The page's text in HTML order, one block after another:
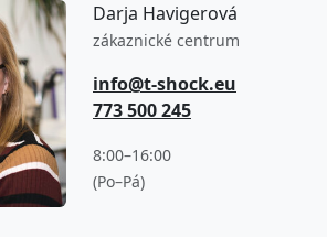
Darja Havigerová
zákaznické centrum
info@t-shock.eu
773 500 245
8:00–16:00
(Po–Pá)